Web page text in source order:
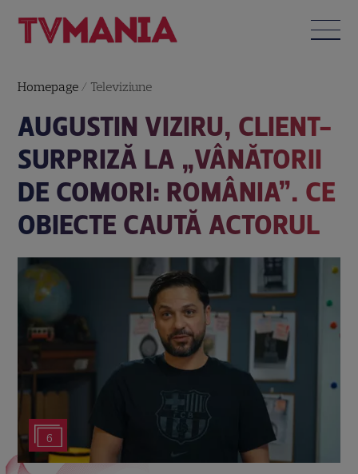
Homepage / Televiziune
AUGUSTIN VIZIRU, CLIENT-
SURPRIZĂ LA „VÂNĂTORII
DE COMORI: ROMÂNIA”. CE
OBIECTE CAUTĂ ACTORUL
6